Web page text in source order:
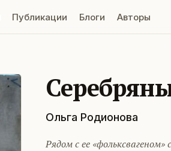
Публикации Блоги Авторы
Ольга Родионова
Рядом с ее